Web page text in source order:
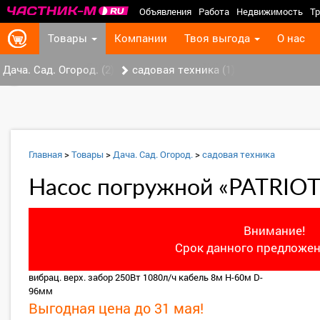
Объявления Работа Недвижимость
Товары Компании Твоя выгода О нас
Дача. Сад. Огород. (2) садовая техника (1)
Главная>Товары >Дача. Сад. Огород.>садовая техника
Насос погружной
Внимание!
Срок данного
вибрац. верх. забор 250Вт 1080л/ч кабель 8м Н-60м D-
96мм
Выгодная цена до 31 мая!
‹